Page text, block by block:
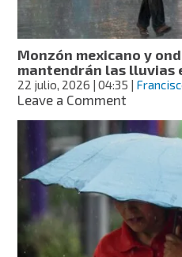
tropical
20
y
el
monzón
Monzón mexicano y
mantendrán las lluvias
22 julio, 2026 | 04:35 |
Leave a Commenton
mexicano
20
las
lluvias